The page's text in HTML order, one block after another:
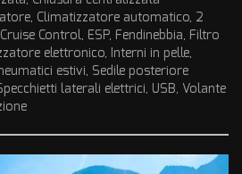
Climatizzatore automatico, 2
Control, ESP, Fendinebbia, Filtro
elettronico, Interni in pelle,
estivi, Sedile posteriore
laterali elettrici, USB, Volante